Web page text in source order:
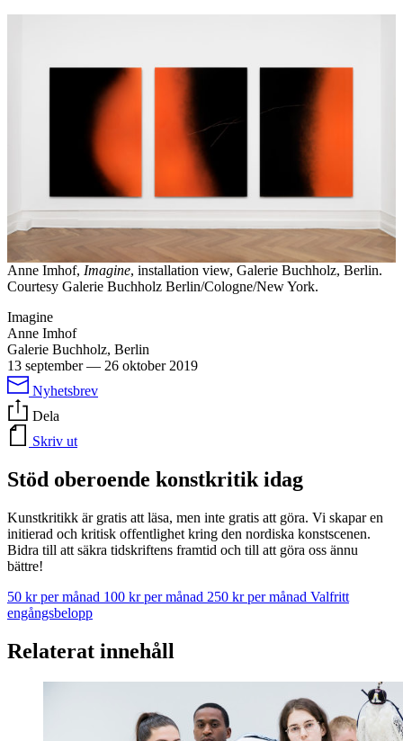
Anne Imhof, Imagine, installation view, Galerie Buchholz, Berlin.
Courtesy Galerie Buchholz Berlin/Cologne/New York.
Imagine
Anne Imhof
Galerie Buchholz, Berlin
13 september— 26 oktober 2019
Nyhetsbrev
Dela
Skriv ut
Stöd oberoende konstkritik idag
Kunstkritikk är gratis att läsa, men inte gratis att göra. Vi skapar en
initierad och kritisk offentlighet kring den nordiska konstscenen.
Bidra till att säkra tidskriftens framtid och till att göra oss ännu
bättre!
50 kr per månad 100 kr per månad 250 kr per månad Valfritt
engångsbelopp
Relaterat innehåll